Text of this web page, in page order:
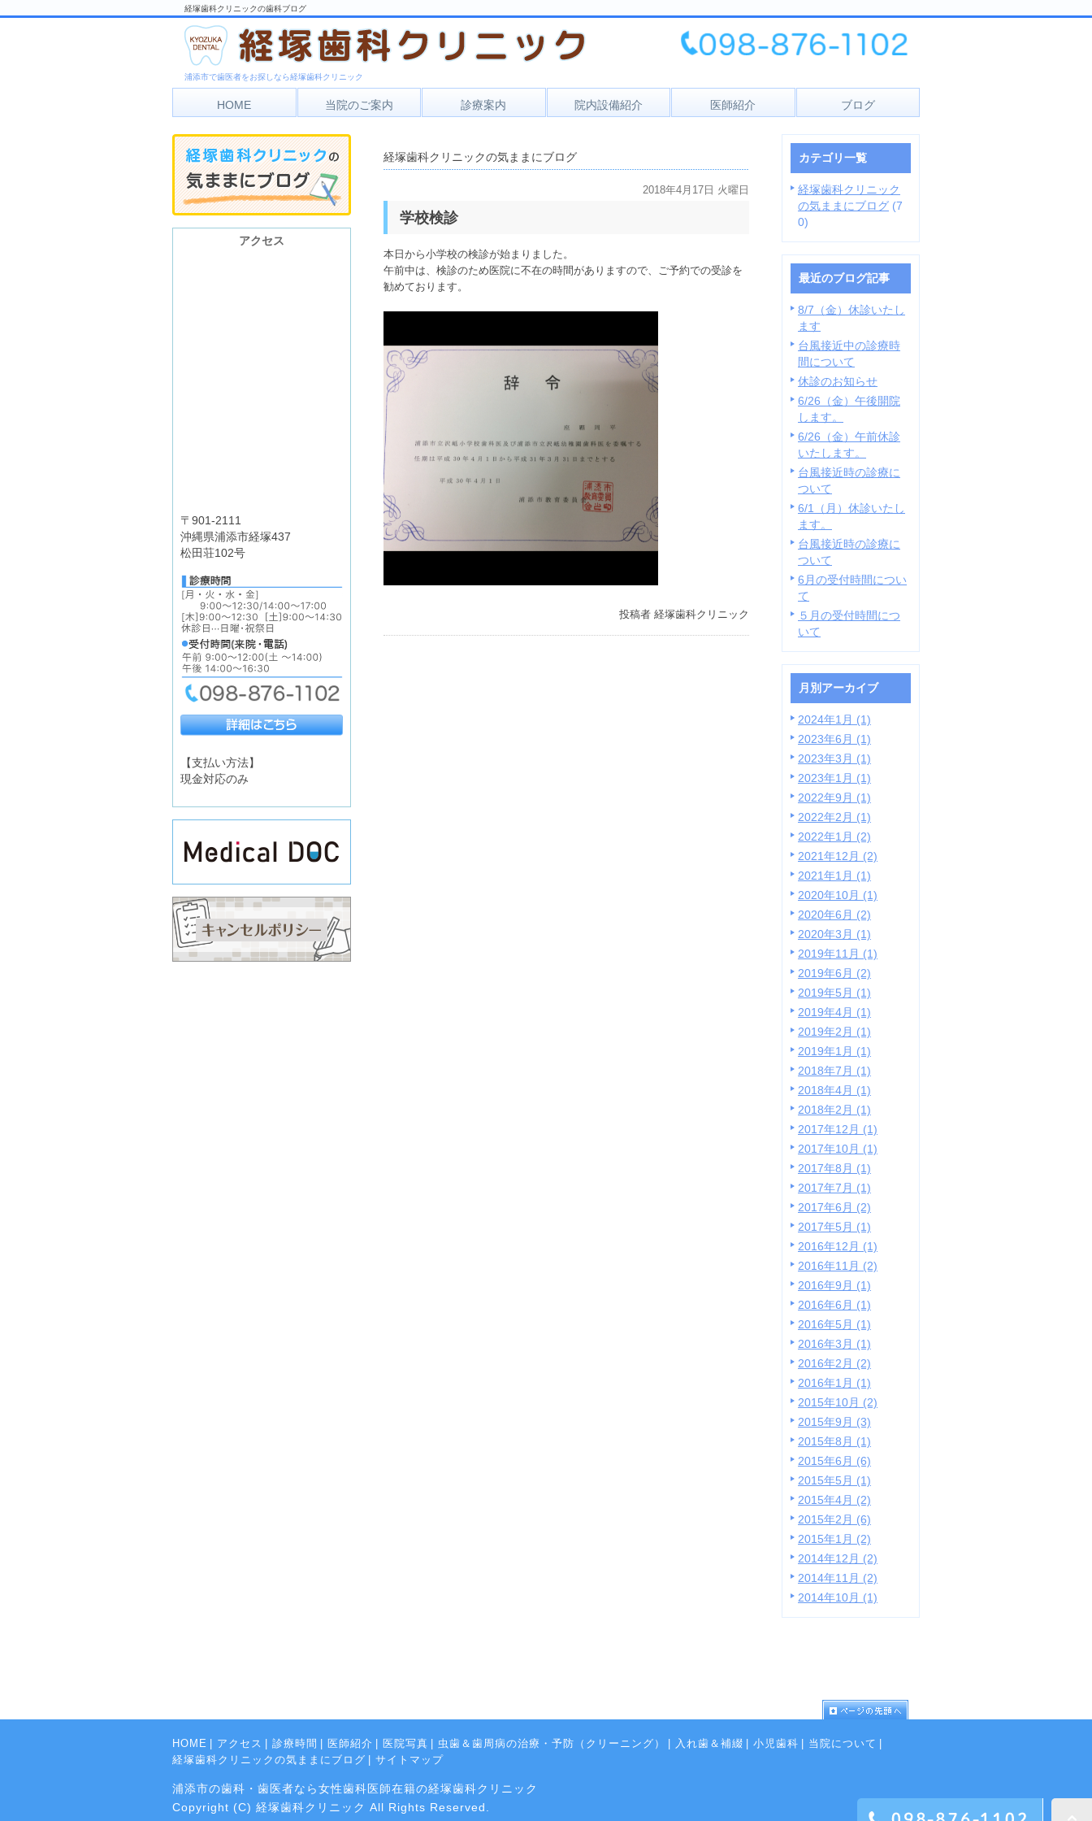
経塚歯科クリニックの歯科ブログ
浦添市で歯医者をお探しなら経塚歯科クリニック
HOME 当院のご案内
アクセス
診療時間
診療案内
小児歯科
院内設備紹介 医師紹介 ブログ
経塚歯科クリニックの気ままにブログ
2018年4月17日 火曜日
学校検診
本日から小学校の検診が始まりました。
午前中は、検診のため医院に不在の時間がありますので、ご予約での受診を
勧めております。
投稿者 経塚歯科クリニック
カテゴリ一覧
経塚歯科クリニック
の気ままにブログ (7
0)
最近のブログ記事
8/7（金）休診いたし
ます
台風接近中の診療時
間について
休診のお知らせ
6/26（金）午後開院
します。
6/26（金）午前休診
いたします。
台風接近時の診療に
ついて
6/1（月）休診いたし
ます。
台風接近時の診療に
ついて
6月の受付時間につい
て
５月の受付時間につ
いて
月別アーカイブ
2024年1月 (1)
2023年6月 (1)
2023年3月 (1)
2023年1月 (1)
2022年9月 (1)
2022年2月 (1)
2022年1月 (2)
2021年12月 (2)
2021年1月 (1)
2020年10月 (1)
2020年6月 (2)
2020年3月 (1)
2019年11月 (1)
2019年6月 (2)
2019年5月 (1)
2019年4月 (1)
2019年2月 (1)
2019年1月 (1)
2018年7月 (1)
2018年4月 (1)
2018年2月 (1)
2017年12月 (1)
2017年10月 (1)
2017年8月 (1)
2017年7月 (1)
2017年6月 (2)
2017年5月 (1)
2016年12月 (1)
2016年11月 (2)
2016年9月 (1)
2016年6月 (1)
2016年5月 (1)
2016年3月 (1)
2016年2月 (2)
2016年1月 (1)
2015年10月 (2)
2015年9月 (3)
2015年8月 (1)
2015年6月 (6)
2015年5月 (1)
2015年4月 (2)
2015年2月 (6)
2015年1月 (2)
2014年12月 (2)
2014年11月 (2)
2014年10月 (1)
アクセス
〒901-2111
沖縄県浦添市経塚437
松田荘102号
【支払い方法】
現金対応のみ
HOME アクセス 診療時間 医師紹介 医院写真 虫歯＆歯周病の治療・予防（クリーニング） 入れ歯＆補綴 小児歯科 当院について
経塚歯科クリニックの気ままにブログ
サイトマップ
浦添市の歯科・歯医者なら女性歯科医師在籍の経塚歯科クリニック
Copyright (C) 経塚歯科クリニック All Rights Reserved.